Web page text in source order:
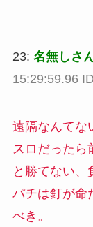
23: 名無しさ
15:29:59.96
遠隔なんてな
スロだったら
と勝てない、
パチは釘が命
べき。